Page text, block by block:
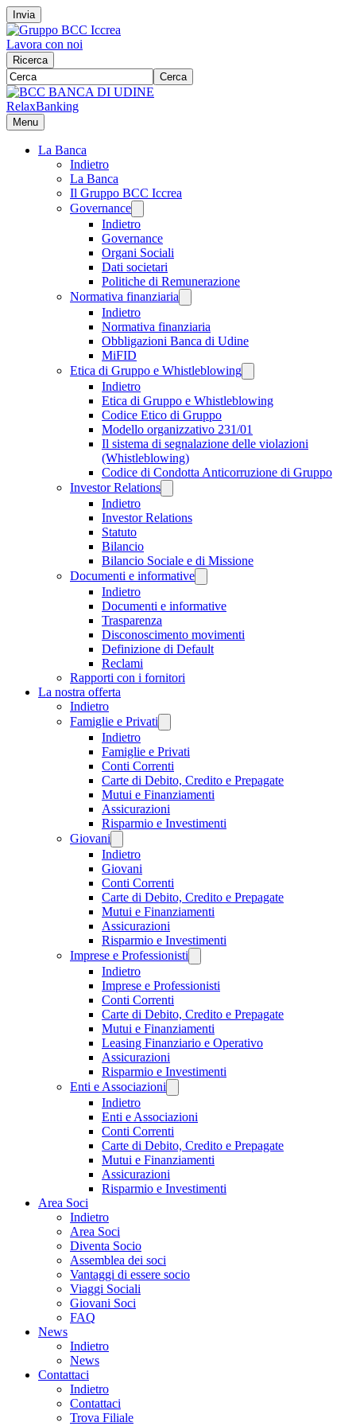
Invia
Lavora con noi
Ricerca
Cerca
RelaxBanking
Menu
La Banca
Indietro
La Banca
Il Gruppo BCC Iccrea
Governance
Indietro
Governance
Organi Sociali
Dati societari
Politiche di Remunerazione
Normativa finanziaria
Indietro
Normativa finanziaria
Obbligazioni Banca di Udine
MiFID
Etica di Gruppo e Whistleblowing
Indietro
Etica di Gruppo e Whistleblowing
Codice Etico di Gruppo
Modello organizzativo 231/01
Il sistema di segnalazione delle violazioni
(Whistleblowing)
Codice di Condotta Anticorruzione di Gruppo
Investor Relations
Indietro
Investor Relations
Statuto
Bilancio
Bilancio Sociale e di Missione
Documenti e informative
Indietro
Documenti e informative
Trasparenza
Disconoscimento movimenti
Definizione di Default
Reclami
Rapporti con i fornitori
La nostra offerta
Indietro
Famiglie e Privati
Indietro
Famiglie e Privati
Conti Correnti
Carte di Debito, Credito e Prepagate
Mutui e Finanziamenti
Assicurazioni
Risparmio e Investimenti
Giovani
Indietro
Giovani
Conti Correnti
Carte di Debito, Credito e Prepagate
Mutui e Finanziamenti
Assicurazioni
Risparmio e Investimenti
Imprese e Professionisti
Indietro
Imprese e Professionisti
Conti Correnti
Carte di Debito, Credito e Prepagate
Mutui e Finanziamenti
Leasing Finanziario e Operativo
Assicurazioni
Risparmio e Investimenti
Enti e Associazioni
Indietro
Enti e Associazioni
Conti Correnti
Carte di Debito, Credito e Prepagate
Mutui e Finanziamenti
Assicurazioni
Risparmio e Investimenti
Area Soci
Indietro
Area Soci
Diventa Socio
Assemblea dei soci
Vantaggi di essere socio
Viaggi Sociali
Giovani Soci
FAQ
News
Indietro
News
Contattaci
Indietro
Contattaci
Trova Filiale